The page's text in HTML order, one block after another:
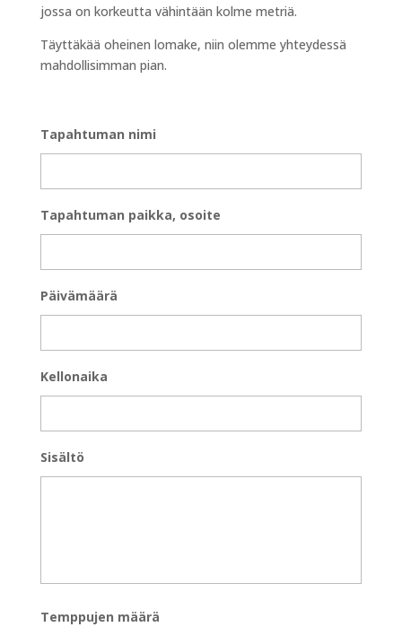
jossa on korkeutta vähintään kolme metriä.
Täyttäkää oheinen lomake, niin olemme yhteydessä
mahdollisimman pian.
Tapahtuman nimi
Tapahtuman paikka, osoite
Päivämäärä
Kellonaika
Sisältö
Temppujen määrä